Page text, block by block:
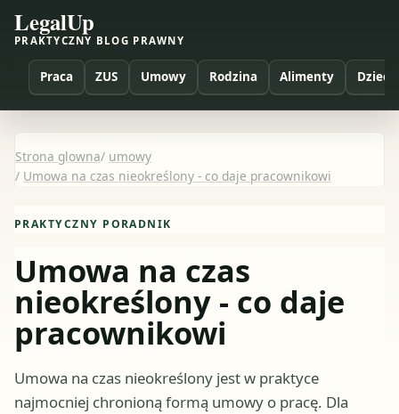
LegalUp
PRAKTYCZNY BLOG PRAWNY
Praca ZUS Umowy Rodzina Alimenty Dzieci
Strona glowna/ umowy
/ Umowa na czas nieokreślony - co daje pracownikowi
PRAKTYCZNY PORADNIK
Umowa na czas
nieokreślony - co daje
pracownikowi
Umowa na czas nieokreślony jest w praktyce
najmocniej chronioną formą umowy o pracę. Dla